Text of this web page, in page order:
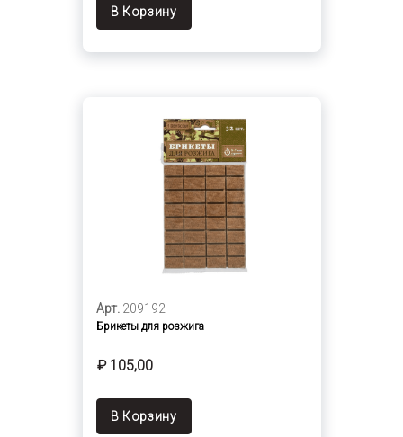
В Корзину
Арт. 209192
Брикеты для розжига
₽ 105,00
В Корзину